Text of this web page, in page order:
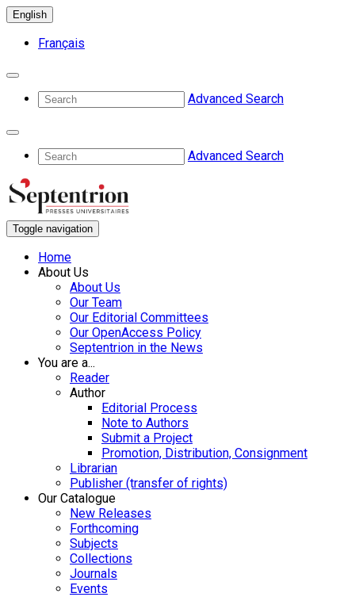
English
Français
Advanced Search
Advanced Search
Toggle navigation
Home
About Us
About Us
Our Team
Our Editorial Committees
Our OpenAccess Policy
Septentrion in the News
You are a...
Reader
Author
Editorial Process
Note to Authors
Submit a Project
Promotion, Distribution, Consignment
Librarian
Publisher (transfer of rights)
Our Catalogue
New Releases
Forthcoming
Subjects
Collections
Journals
Events